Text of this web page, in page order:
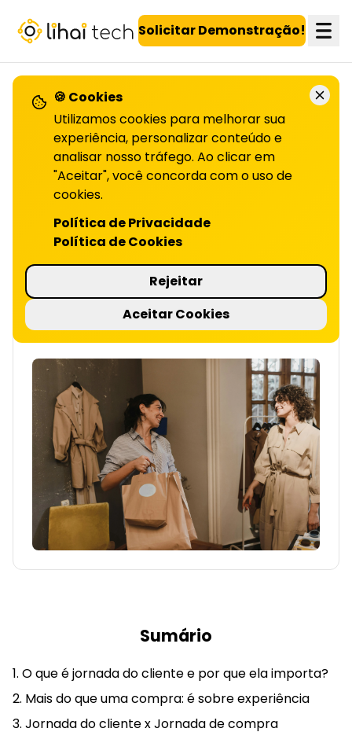
LiHai - Página inicial Solicitar Demonstração!
VOLTAR PARA O BLOG
Jornada do cliente:
entenda cada etapa
DO PROCESSO | LIHAI
do cliente, pode transformar sua estratégia
de vendas e fidelização. Leia o artigo
5 minutos de leitura
Sumário
O que é jornada do cliente e por que ela importa?
Mais do que uma compra: é sobre experiência
Jornada do cliente x Jornada de compra
🍪 Cookies
Utilizamos cookies para melhorar sua
experiência, personalizar conteúdo e
analisar nosso tráfego. Ao clicar em
"Aceitar", você concorda com o uso de
cookies.
Política de Privacidade
Política de Cookies
Rejeitar
Aceitar Cookies